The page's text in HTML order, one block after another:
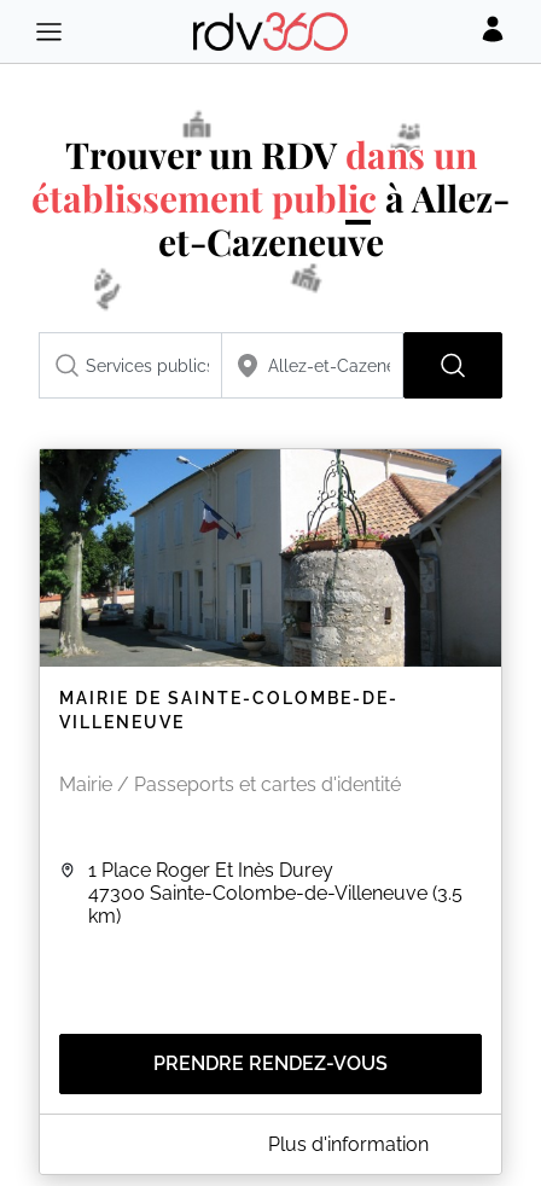
Trouver un RDVdans un
établissement public à Allez-
et-Cazeneuve
MAIRIE DE SAINTE-COLOMBE-DE-
VILLENEUVE
Mairie / Passeports et cartes d'identité
1 Place Roger Et Inès Durey
47300Sainte-Colombe-de-Villeneuve (3.5
km)
PRENDRE RENDEZ-VOUS
A PROPOS DE MAIRIE DE SAINTE-COLOMBE-DE-
Plus d'information